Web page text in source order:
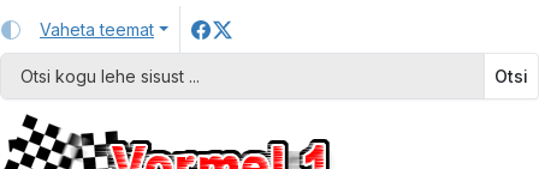
Vaheta teemat
Otsi